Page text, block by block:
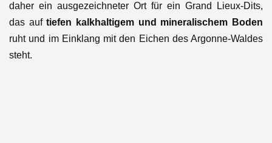
daher ein ausgezeichneter Ort für ein Grand Lieux-Dits,
das auftiefen kalkhaltigem und mineralischem Boden
ruht und im Einklang mit den Eichen des Argonne-Waldes
steht.